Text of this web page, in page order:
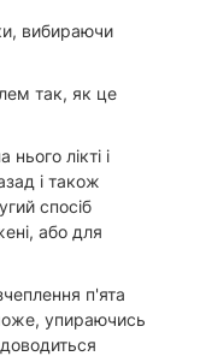
вибираючи
так, як це
лікті і
і також
спосіб
або для
п'ята
упираючись